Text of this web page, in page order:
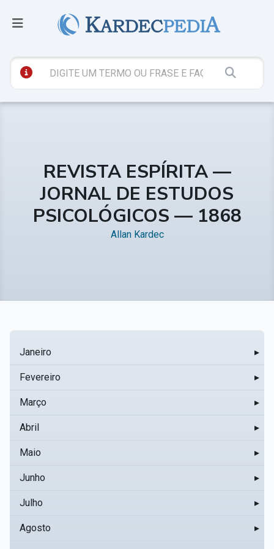
REVISTA ESPÍRITA —
JORNAL DE ESTUDOS
PSICOLÓGICOS — 1868
Allan Kardec
Janeiro ▸
Fevereiro ▸
Março ▸
Abril ▸
Maio ▸
Junho ▸
Julho ▸
Agosto ▸